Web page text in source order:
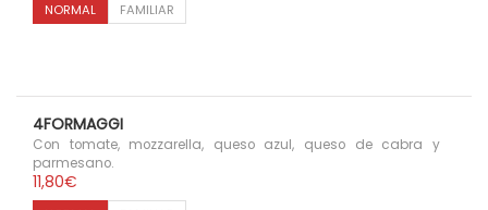
NORMAL FAMILIAR
4FORMAGGI
Con tomate, mozzarella, queso azul, queso de cabra y
parmesano.
11,80€